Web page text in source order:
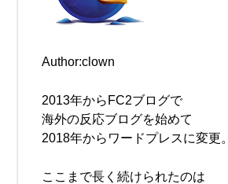
Author:clown
2013年からFC2ブログで
海外の反応ブログを始めて
2018年からワードプレスに変更。
ここまで長く続けられたのは